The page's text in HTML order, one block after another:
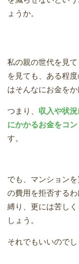
ょうか。
私の親の世代を見
を見ても、ある程
はそんなにお金を
つまり、 収入や状
にかかるお金をコ
す。
でも、マンション
の費用を拒否する
縛り、更には苦し
しょう。
それでもいいのでし